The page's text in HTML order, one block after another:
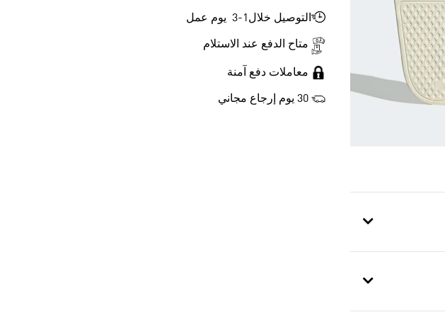
التوصيل خلال1-3 يوم عمل
متاح الدفع عند الاستلام
معاملات دفع آمنة
30 يوم إرجاع مجاني